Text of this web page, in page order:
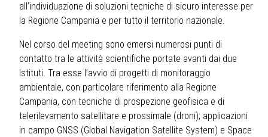
all’individuazione di soluzioni tecniche di sicuro interesse per
la Regione Campania e per tutto il territorio nazionale.
Nel corso del meeting sono emersi numerosi punti di
contatto tra le attività scientifiche portate avanti dai due
Istituti. Tra esse l’avvio di progetti di monitoraggio
ambientale, con particolare riferimento alla Regione
Campania, con tecniche di prospezione geofisica e di
telerilevamento satellitare e prossimale (droni); applicazioni
in campo GNSS (Global Navigation Satellite System) e Space